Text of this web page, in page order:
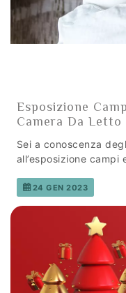
Esposizione
Camera Da Letto
Sei a conoscenza
all’esposizione campi
24 GEN 2023